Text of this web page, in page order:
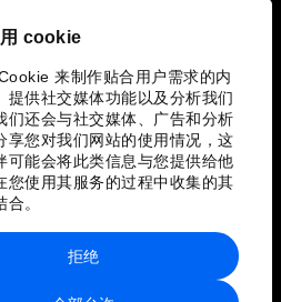
cookie
来制作贴合用户需求的内
提供社交媒体功能以及分析我们
们还会与社交媒体、广告和分析
享您对我们网站的使用情况，这
可能会将此类信息与您提供给他
您使用其服务的过程中收集的其
。
拒绝